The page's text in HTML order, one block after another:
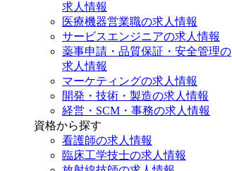
求人情報
医療機器営業職の求人情報
サービスエンジニアの求人情報
薬事申請・品質保証・安全管理の
求人情報
マーケティングの求人情報
開発・技術・製造の求人情報
経営・SCM・事務の求人情報
資格から探す
看護師の求人情報
臨床工学技士の求人情報